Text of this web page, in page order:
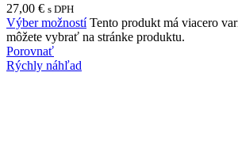
27,00 € s DPH
Výber možností Tento produkt má viacero
môžete vybrať na stránke produktu.
Porovnať
Rýchly náhľad